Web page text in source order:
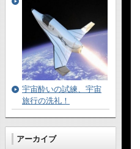
宇宙酔いの試練、宇宙
旅行の洗礼！
アーカイブ